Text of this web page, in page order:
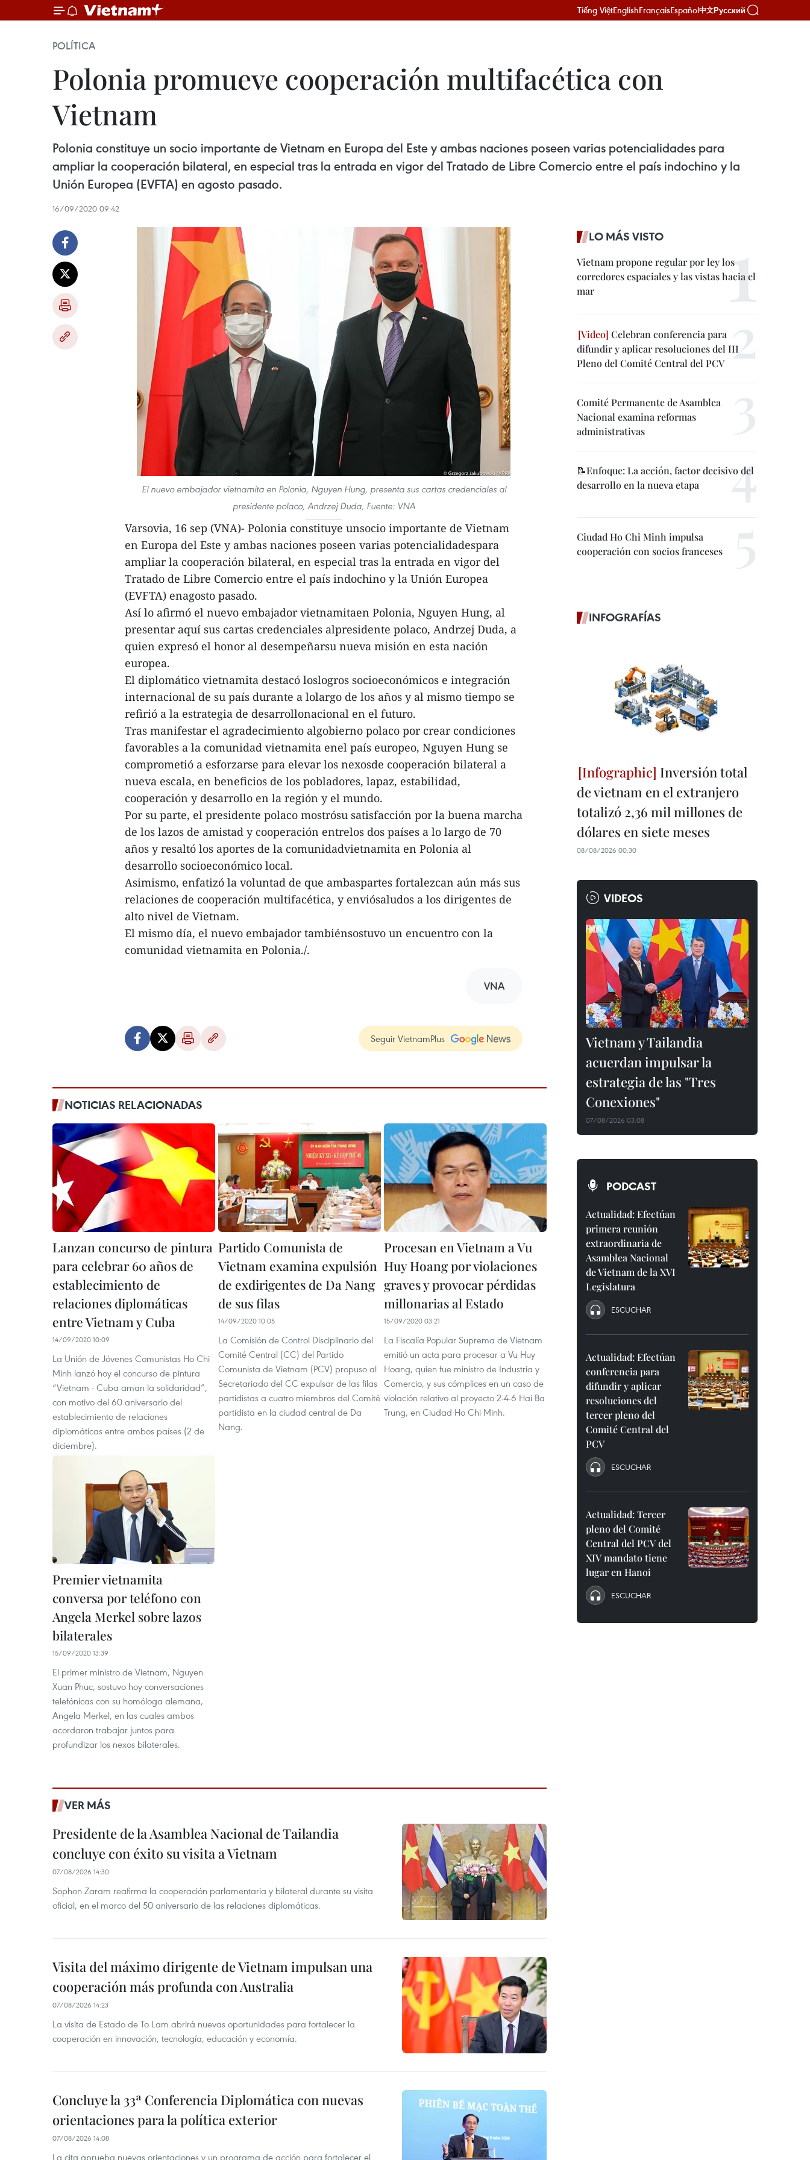
Tiếng ViệtEnglishFrançaisEspañol中文Русский
POLÍTICA
Polonia promueve cooperación multifacética con
Vietnam
Polonia constituye un socio importante de Vietnam en Europa del Este y ambas naciones poseen varias potencialidades para
ampliar la cooperación bilateral, en especial tras la entrada en vigor del Tratado de Libre Comercio entre el país indochino y la
Unión Europea (EVFTA) en agosto pasado.
16/09/2020 09:42
El nuevo embajador vietnamita en Polonia, Nguyen Hung, presenta sus cartas credenciales al
presidente polaco, Andrzej Duda, Fuente: VNA
Varsovia, 16 sep (VNA)- Polonia constituye unsocio importante de Vietnam
en Europa del Este y ambas naciones poseen varias potencialidadespara
ampliar la cooperación bilateral, en especial tras la entrada en vigor del
Tratado de Libre Comercio entre el país indochino y la Unión Europea
(EVFTA) enagosto pasado.
Así lo afirmó el nuevo embajador vietnamitaen Polonia, Nguyen Hung, al
presentar aquí sus cartas credenciales alpresidente polaco, Andrzej Duda, a
quien expresó el honor al desempeñarsu nueva misión en esta nación
europea.
El diplomático vietnamita destacó loslogros socioeconómicos e integración
internacional de su país durante a lolargo de los años y al mismo tiempo se
refirió a la estrategia de desarrollonacional en el futuro.
Tras manifestar el agradecimiento algobierno polaco por crear condiciones
favorables a la comunidad vietnamita enel país europeo, Nguyen Hung se
comprometió a esforzarse para elevar los nexosde cooperación bilateral a
nueva escala, en beneficios de los pobladores, lapaz, estabilidad,
cooperación y desarrollo en la región y el mundo.
Por su parte, el presidente polaco mostrósu satisfacción por la buena marcha
de los lazos de amistad y cooperación entrelos dos países a lo largo de 70
años y resaltó los aportes de la comunidadvietnamita en Polonia al
desarrollo socioeconómico local.
Asimismo, enfatizó la voluntad de que ambaspartes fortalezcan aún más sus
relaciones de cooperación multifacética, y enviósaludos a los dirigentes de
alto nivel de Vietnam.
El mismo día, el nuevo embajador tambiénsostuvo un encuentro con la
comunidad vietnamita en Polonia./.
VNA
Seguir VietnamPlus
NOTICIAS RELACIONADAS
Lanzan concurso de pintura
para celebrar 60 años de
establecimiento de
relaciones diplomáticas
entre Vietnam y Cuba
14/09/2020 10:09
La Unión de Jóvenes Comunistas Ho Chi
Minh lanzó hoy el concurso de pintura
“Vietnam - Cuba aman la solidaridad”,
con motivo del 60 aniversario del
establecimiento de relaciones
diplomáticas entre ambos países (2 de
diciembre).
Partido Comunista de
Vietnam examina expulsión
de exdirigentes de Da Nang
de sus filas
14/09/2020 10:05
La Comisión de Control Disciplinario del
Comité Central (CC) del Partido
Comunista de Vietnam (PCV) propuso al
Secretariado del CC expulsar de las filas
partidistas a cuatro miembros del Comité
partidista en la ciudad central de Da
Nang.
Procesan en Vietnam a Vu
Huy Hoang por violaciones
graves y provocar pérdidas
millonarias al Estado
15/09/2020 03:21
La Fiscalía Popular Suprema de Vietnam
emitió un acta para procesar a Vu Huy
Hoang, quien fue ministro de Industria y
Comercio, y sus cómplices en un caso de
violación relativo al proyecto 2-4-6 Hai Ba
Trung, en Ciudad Ho Chi Minh.
Premier vietnamita
conversa por teléfono con
Angela Merkel sobre lazos
bilaterales
15/09/2020 13:39
El primer ministro de Vietnam, Nguyen
Xuan Phuc, sostuvo hoy conversaciones
telefónicas con su homóloga alemana,
Angela Merkel, en las cuales ambos
acordaron trabajar juntos para
profundizar los nexos bilaterales.
VER MÁS
Presidente de la Asamblea Nacional de Tailandia
concluye con éxito su visita a Vietnam
07/08/2026 14:30
Sophon Zaram reafirma la cooperación parlamentaria y bilateral durante su visita
oficial, en el marco del 50 aniversario de las relaciones diplomáticas.
Visita del máximo dirigente de Vietnam impulsan una
cooperación más profunda con Australia
07/08/2026 14:23
La visita de Estado de To Lam abrirá nuevas oportunidades para fortalecer la
cooperación en innovación, tecnología, educación y economía.
Concluye la 33ª Conferencia Diplomática con nuevas
orientaciones para la política exterior
07/08/2026 14:08
La cita aprueba nuevas orientaciones y un programa de acción para fortalecer el
LO MÁS VISTO
Vietnam propone regular por ley los
corredores espaciales y las vistas hacia el
mar
Celebran conferencia para
difundir y aplicar resoluciones del III
Pleno del Comité Central del PCV
Comité Permanente de Asamblea
Nacional examina reformas
administrativas
📝Enfoque: La acción, factor decisivo del
desarrollo en la nueva etapa
Ciudad Ho Chi Minh impulsa
cooperación con socios franceses
INFOGRAFÍAS
Inversión total
de vietnam en el extranjero
totalizó 2,36 mil millones de
dólares en siete meses
08/08/2026 00:30
VIDEOS
Vietnam y Tailandia
acuerdan impulsar la
estrategia de las "Tres
Conexiones"
07/08/2026 03:08
PODCAST
Actualidad: Efectúan
primera reunión
extraordinaria de
Asamblea Nacional
de Vietnam de la XVI
Legislatura
ESCUCHAR
Actualidad: Efectúan
conferencia para
difundir y aplicar
resoluciones del
tercer pleno del
Comité Central del
PCV
ESCUCHAR
Actualidad: Tercer
pleno del Comité
Central del PCV del
XIV mandato tiene
lugar en Hanoi
ESCUCHAR